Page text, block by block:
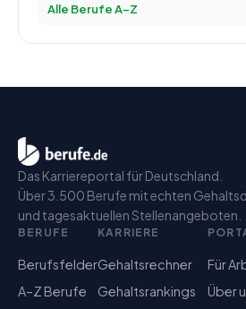
Alle Berufe A–Z
Das Karriereportal für Deutschland.
Über 3.500 Berufe mit echten
und tagesaktuellen Stellenangeboten.
BERUFE
Berufsfelder
A–Z Berufe
KARRIERE
Gehaltsrechner
Gehaltsrankings
Für
Über